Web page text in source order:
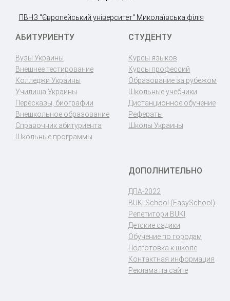
ПВНЗ "Європейський університет" Миколаївська філія
АБИТУРИЕНТУ
Вузы Украины
Внешнее тестирование
Колледжи Украины
Училища Украины
Пересказы, биографии
Внешкольное образование
Справочник абитуриента
Школьные программы
СТУДЕНТУ
Курсы языков
Курсы профессий
Образование за рубежом
Школьные учебники
Дистанционное обучение
Рефераты
Школы Украины
ДОПОЛНИТЕЛЬНО
ДПА-2022
BUKI School (EasySchool)
Репетитори BUKI
Детские садики
Обучение по городам
Подготовка к школе
Контактная информация
Реклама на сайте